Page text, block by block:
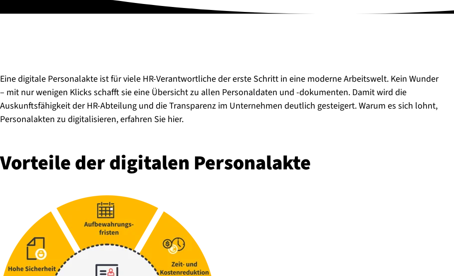
Eine digitale Personalakte ist für viele HR-Verantwortliche der erste Schritt in eine moderne Arbeitswelt. Kein Wunder
– mit nur wenigen Klicks schafft sie eine Übersicht zu allen Personaldaten und -dokumenten. Damit wird die
Auskunftsfähigkeit der HR-Abteilung und die Transparenz im Unternehmen deutlich gesteigert. Warum es sich lohnt,
Personalakten zu digitalisieren, erfahren Sie hier.
Vorteile der digitalen Per­so­nal­ak­te